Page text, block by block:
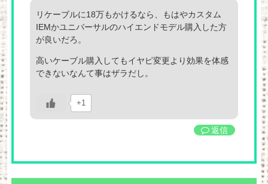
リケーブルに18万もかけるなら、もはやカスタム
IEMかユニバーサルのハイエンドモデル購入した方
が良いだろ。
高いケーブル購入してもイヤピ変更より効果を体感
できないなんて事はザラだし。
+1
返信